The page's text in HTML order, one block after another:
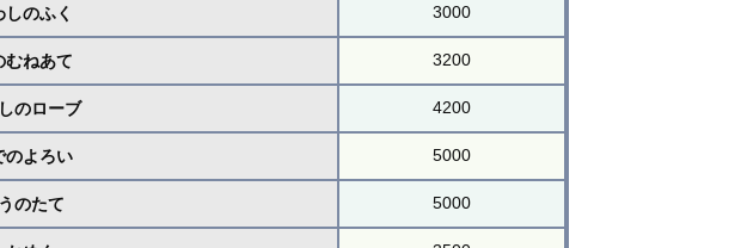
しのふく 3000
むねあて 3200
のローブ 4200
のよろい 5000
のたて 5000